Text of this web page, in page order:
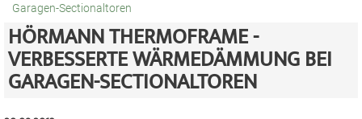
Garagen-Sectionaltoren
HÖRMANN THERMOFRAME -
VERBESSERTE WÄRMEDÄMMUNG BEI
GARAGEN-SECTIONALTOREN